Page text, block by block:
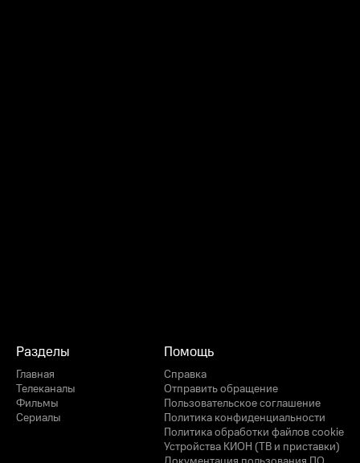
Разделы
Главная
Телеканалы
Фильмы
Сериалы
Помощь
Справка
Отправить обращение
Пользовательское соглашение
Политика конфиденциальности
Политика обработки файлов cookie
Устройства КИОН (ТВ и приставки)